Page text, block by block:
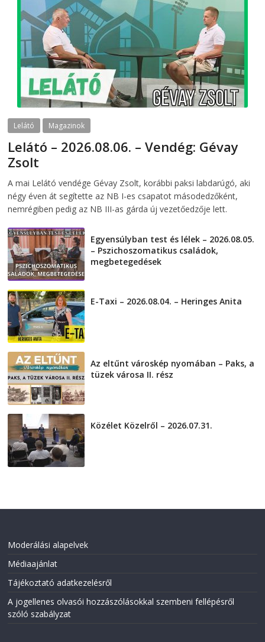
Lelátó Magazinok
Lelátó – 2026.08.06. – Vendég: Gévay
Zsolt
A mai Lelátó vendége Gévay Zsolt, korábbi paksi labdarúgó, aki
négy éven át segítette az NB I-es csapatot másodedzőként,
nemrégiben pedig az NB III-as gárda új vezetőedzője lett.
Egyensúlyban test és lélek – 2026.08.05.
– Pszichoszomatikus családok,
megbetegedések
E-Taxi – 2026.08.04. – Heringes Anita
Az eltűnt városkép nyomában – Paks, a
tüzek városa II. rész
Közélet Közelről – 2026.07.31.
Moderálási alapelvek
Médiaajánlat
Tájékoztató adatkezelésről
A jogellenes olvasói hozzászólásokkal szembeni fellépésről
szóló szabályzat